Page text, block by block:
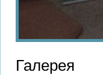
Галерея